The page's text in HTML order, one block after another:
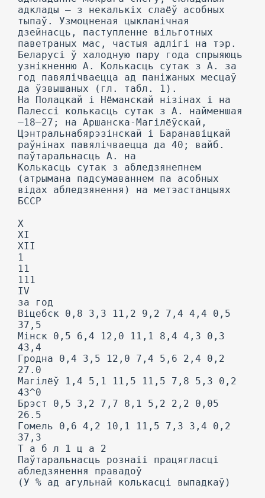
адклады — з некалькіх слаёў асобных
тыпаў. Узмоцненая цыкланічная
дзейнасць, паступленне вільготных
паветраных мас, частыя адлігі на тэр.
Беларусі ў халодную пару года спрыяюць
узнікненню А. Колькасць сутак з А. за
год павялічваецца ад паніжаных месцаў
да ўзвышаных (гл. табл. 1).
На Полацкай і Нёманскай нізінах і на
Палессі колькасць сутак з А. найменшая
—18—27; на Аршанска-Магілёўскай,
Цэнтральнабярэзінскай і Баранавіцкай
раўнінах павялічваецца да 40; вайб.
паўтаральнасць А. на
Колькасць сутак з абледзянепнем
(атрымана падсумаваннем па асобных
відах абледзянення) на метэастанцыях
БССР
X
XI
XII
1
11
111
IV
за год
Віцебск 0,8 3,3 11,2 9,2 7,4 4,4 0,5
37,5
Мінск 0,5 6,4 12,0 11,1 8,4 4,3 0,3
43,4
Гродна 0,4 3,5 12,0 7,4 5,6 2,4 0,2
27.0
Магілёў 1,4 5,1 11,5 11,5 7,8 5,3 0,2
43^0
Брэст 0,5 3,2 7,7 8,1 5,2 2,2 0,05
26.5
Гомель 0,6 4,2 10,1 11,5 7,3 3,4 0,2
37,3
Т а б л 1 ц a 2
Паўтаральнасць рознаіі працягласці
абледзянення правадоў
(У % ад агульнай колькасці выпадкаў)